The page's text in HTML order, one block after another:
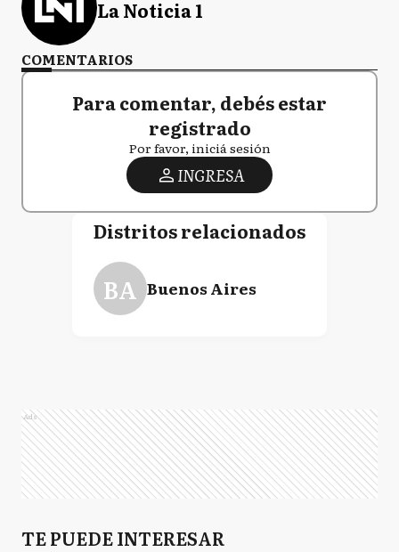
La Noticia 1
COMENTARIOS
Para comentar, debés estar
registrado
Por favor, iniciá sesión
INGRESA
Distritos relacionados
BA Buenos Aires
Ads
TE PUEDE INTERESAR